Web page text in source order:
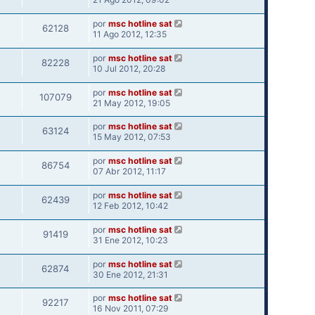
62128 por msc hotline sat
11 Ago 2012, 12:35
82228 por msc hotline sat
10 Jul 2012, 20:28
107079 por msc hotline sat
21 May 2012, 19:05
63124 por msc hotline sat
15 May 2012, 07:53
86754 por msc hotline sat
07 Abr 2012, 11:17
62439 por msc hotline sat
12 Feb 2012, 10:42
91419 por msc hotline sat
31 Ene 2012, 10:23
62874 por msc hotline sat
30 Ene 2012, 21:31
92217 por msc hotline sat
16 Nov 2011, 07:29